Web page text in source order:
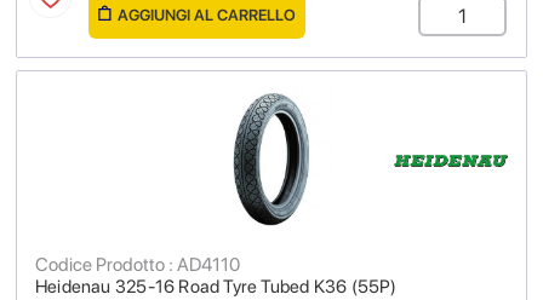
AGGIUNGI AL CARRELLO
Heidenau 325-16 Road Tyre Tubed K36 (55P)
Codice Prodotto : AD4110